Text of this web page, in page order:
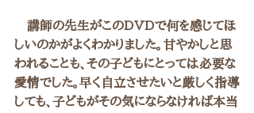
講師の先生がこのDVDで何を感じてほ
しいのかがよくわかりました。甘やかしと思
われることも、その子どもにとっては必要な
愛情でした。早く自立させたいと厳しく指導
しても、子どもがその気にならなければ本当